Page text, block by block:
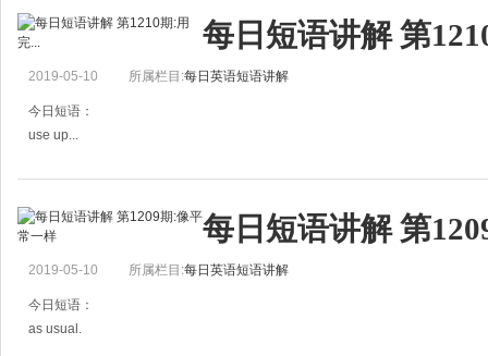
例句：
We made use of all our strength.
Make good use of your time.
善加利用你的时间。
每日短语讲解 第
2019-05-10 所属栏目:每日英语短语讲解
今日短语：
use up...
例句：
I used up all my allowance for this month.
All those I had are used up.
我所有的那些都用完了。
每日短语讲解 第
2019-05-10 所属栏目:每日英语短语讲解
今日短语：
as usual.